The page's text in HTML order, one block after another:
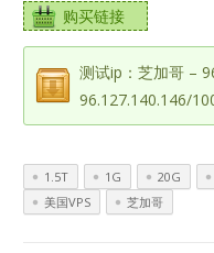
购买链接
测试ip：芝加哥 –
96.127.140.146/
1.5T 1G 20G
美国VPS
芝加哥